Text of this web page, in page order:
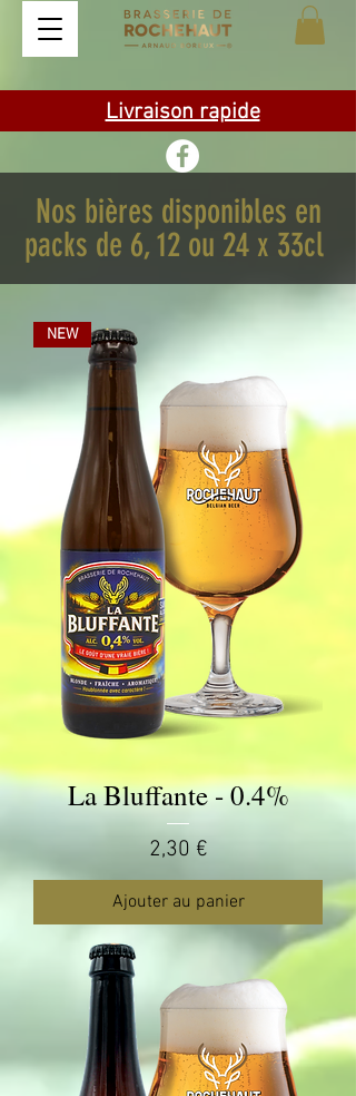
Livraison rapide
Nos bières disponibles en
packs de 6, 12 ou 24 x 33cl
NEW
La Bluffante - 0.4%
Prix
2,30 €
Ajouter au panier